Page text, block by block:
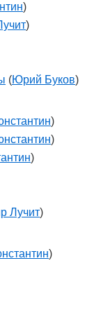
)
)
(Юрий Буков)
)
)
)
Лучит)
)